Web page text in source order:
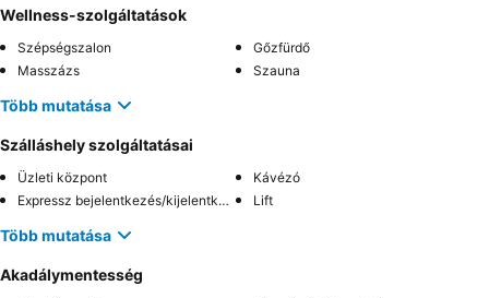
Wellness-szolgáltatások
Szépségszalon
Gőzfürdő
Masszázs
Szauna
Több mutatása
Szálláshely szolgáltatásai
Üzleti központ
Kávézó
Expressz bejelentkezés/kijelentkezés
Lift
Több mutatása
Akadálymentesség